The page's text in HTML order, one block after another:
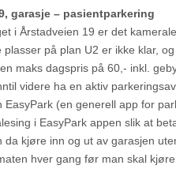
garasje – pasientparkering
i Årstadveien 19 er det
plasser på plan U2 er ikke klar,
maks dagspris på 60,- inkl.
videre ha en aktiv
EasyPark (en generell app for
i EasyPark appen slik at
da kjøre inn og ut av garasjen
hver gang før man skal